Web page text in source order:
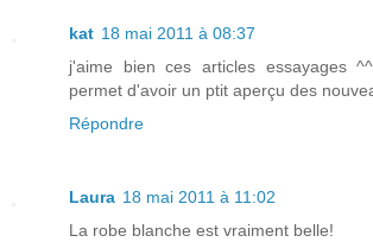
kat 18 mai 2011 à 08:37
j'aime bien ces articles essayages
permet d'avoir un ptit aperçu des
Répondre
Laura 18 mai 2011 à 11:02
La robe blanche est vraiment belle!